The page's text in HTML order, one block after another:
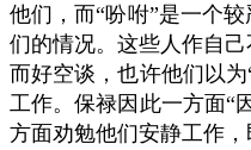
他们，而“吩咐”是一个
们的情况。这些人作自
而好空谈，也许他们以
工作。保禄因此一方面“
方面劝勉他们安静工作